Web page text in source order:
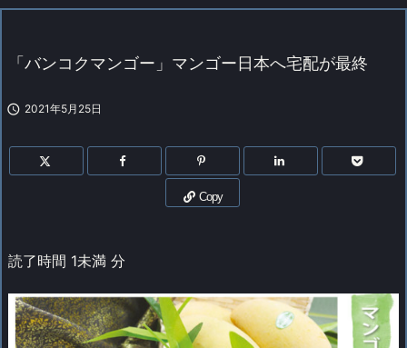
「バンコクマンゴー」マンゴー日本へ宅配が最終
 2021年5月25日
Copy
読了時間 1未満 分